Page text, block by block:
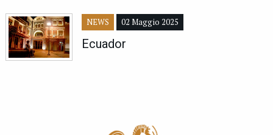
NEWS 02 Maggio 2025
Ecuador